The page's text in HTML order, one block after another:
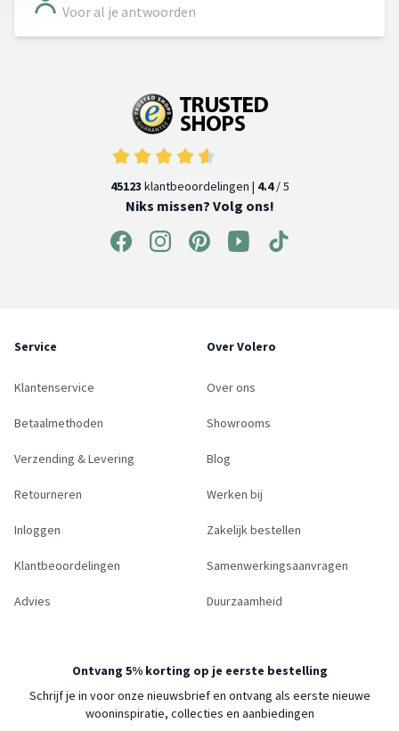
Voor al je antwoorden
45123 klantbeoordelingen | 4.4/ 5
Niks missen? Volg ons!
Service
Klantenservice
Betaalmethoden
Verzending & Levering
Retourneren
Inloggen
Klantbeoordelingen
Advies
Over Volero
Over ons
Showrooms
Blog
Werken bij
Zakelijk bestellen
Samenwerkingsaanvragen
Duurzaamheid
Ontvang 5% korting op je eerste bestelling
Schrijf je in voor onze nieuwsbrief en ontvang als eerste nieuwe
wooninspiratie, collecties en aanbiedingen